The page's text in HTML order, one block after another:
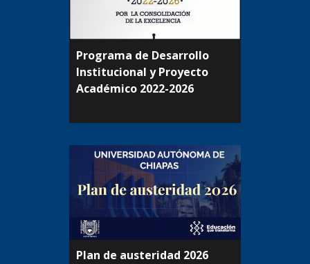
Programa de Desarrollo
Institucional y Proyecto
Académico 2022-2026
Plan de austeridad 2026